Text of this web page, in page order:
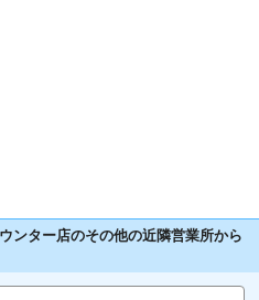
ンター店のその他の近隣営業所から